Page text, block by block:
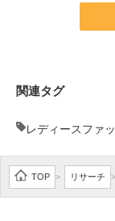
企業向けIT製品
関連タグ
レディースファ
TOP > リサーチ >